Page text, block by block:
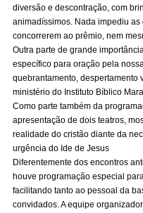
diversão e descontração, com
animadíssimos. Nada impediu as
concorrerem ao prêmio, nem
Outra parte de grande
específico para oração pela
quebrantamento, despertamento
ministério do Instituto Bíblico
Como parte também da
apresentação de dois teatros,
realidade do cristão diante da
urgência do Ide de Jesus
Diferentemente dos encontros
houve programação especial
facilitando tanto ao pessoal da
convidados. A equipe